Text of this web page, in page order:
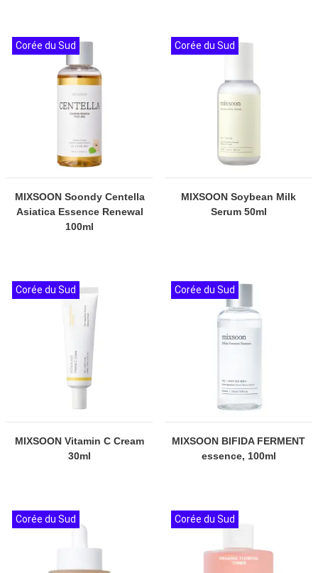
MIXSOON Soondy Centella
Asiatica Essence Renewal
100ml
Corée du Sud
MIXSOON Soybean Milk
Serum 50ml
Corée du Sud
MIXSOON Vitamin C Cream
30ml
Corée du Sud
MIXSOON BIFIDA FERMENT
essence, 100ml
Corée du Sud
Corée du Sud Corée du Sud